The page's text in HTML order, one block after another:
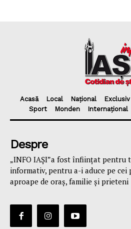
Acasă Local Național Exclusiv
Sport
Monden Internațional
Despre
„INFO IAȘI”a fost înfiinţat pentru
informativ, pentru a-i aduce pe
aproape de oraş, familie și prieteni